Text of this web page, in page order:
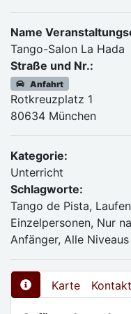
Name
Tango-Salon La Hada
Straße und Nr.:
Anfahrt
Rotkreuzplatz 1
80634 München
Kategorie:
Unterricht
Schlagworte:
Tango de Pista,
Einzelpersonen, Nur
Anfänger, Alle Niveaus
Karte Kontakt